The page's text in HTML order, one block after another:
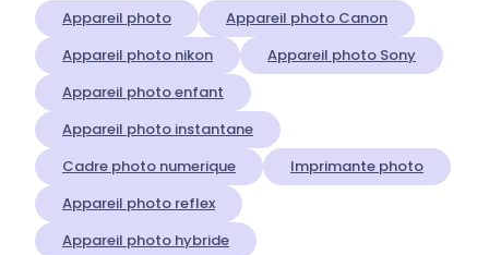
Appareil photo
Appareil photo Canon
Appareil photo nikon
Appareil photo Sony
Appareil photo enfant
Appareil photo instantane
Cadre photo numerique
Imprimante photo
Appareil photo reflex
Appareil photo hybride